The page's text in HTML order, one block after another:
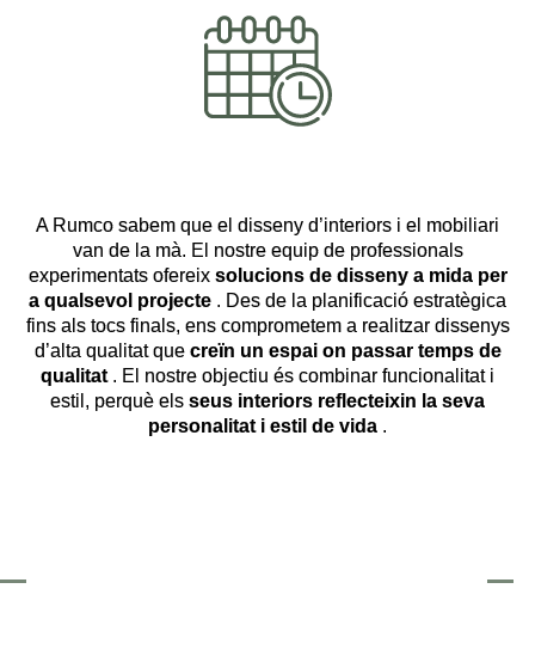
A Rumco sabem que el disseny d’interiors i el mobiliari
van de la mà. El nostre equip de professionals
experimentats ofereix solucions de disseny a mida per
a qualsevol projecte . Des de la planificació estratègica
fins als tocs finals, ens comprometem a realitzar dissenys
d’alta qualitat que creïn un espai on passar temps de
qualitat. El nostre objectiu és combinar funcionalitat i
estil, perquè els seus interiors reflecteixin la seva
personalitat i estil de vida .